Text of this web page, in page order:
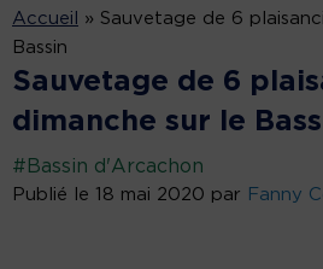
Accueil » Sauvetage de 6
Bassin
Sauvetage de 6
dimanche sur le
#Bassin d'Arcachon
Publié le 18 mai 2020 par Fanny